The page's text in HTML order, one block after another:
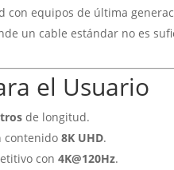
con equipos de última
un cable estándar no es
el Usuario
de longitud.
contenido8K UHD.
con4K@120Hz.